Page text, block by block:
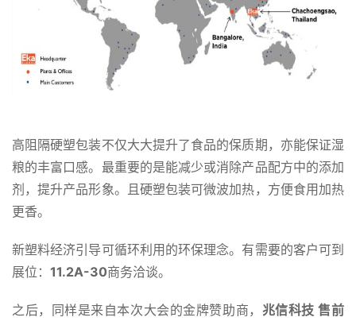
高阻隔硬塑包装不仅大大提升了食品的保质期，亦能保证湿
粮的丰富口感。最重要的是能减少或消除产品配方中的添加
剂，提升产品形象。且硬塑包装可微波加热，方便食用加热
更香。
新塑料经济引导可循环利用的环保理念。有需要的客户可到
展位： 11.2A-30商务洽谈。
之后，同样是来自本次大会的金牌赞助商， 兆信科技 售前